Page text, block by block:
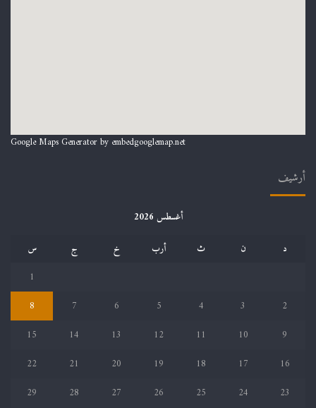
Google Maps Generator by embedgooglemap.net
أرشيف
أغسطس 2026
د
ن ث أرب خ ج
س
1
2
3
4
5
6
7
8
9
10
11
12
13
14
15
16
17
18
19
20
21
22
23
24
25
26
27
28
29